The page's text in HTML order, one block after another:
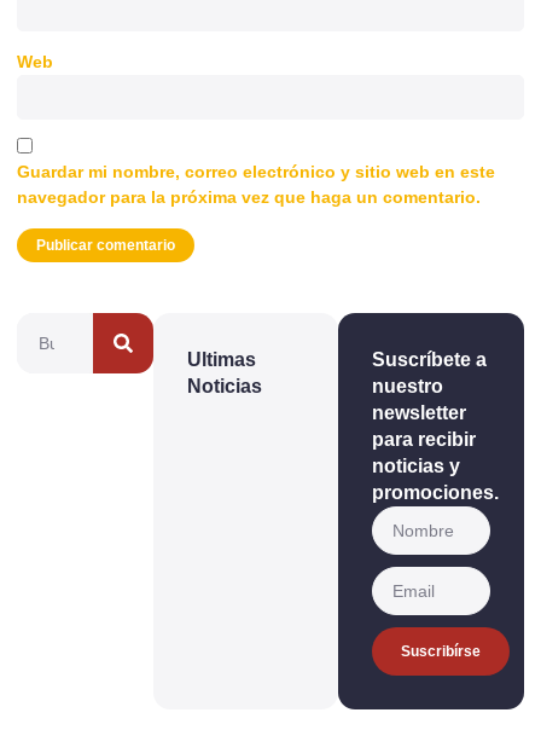
Web
Guardar mi nombre, correo electrónico y sitio web en este
navegador para la próxima vez que haga un comentario.
Ultimas
Noticias
Suscríbete a
nuestro
newsletter
para recibir
noticias y
promociones.
Suscribírse